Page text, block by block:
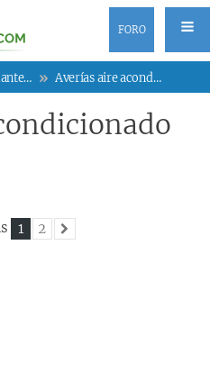
FORO
Instalación, mantenimiento y averías Averías aire acondicionado Samsung
1
2
Siguiente